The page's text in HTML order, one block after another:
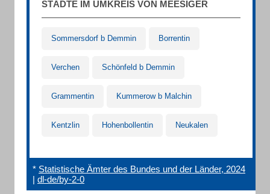
STÄDTE IM UMKREIS VON MEESIGER
Sommersdorf b Demmin Borrentin
Verchen Schönfeld b Demmin
Grammentin Kummerow b Malchin
Kentzlin Hohenbollentin Neukalen
* Statistische Ämter des Bundes und der Länder, 2024
| dl-de/by-2-0